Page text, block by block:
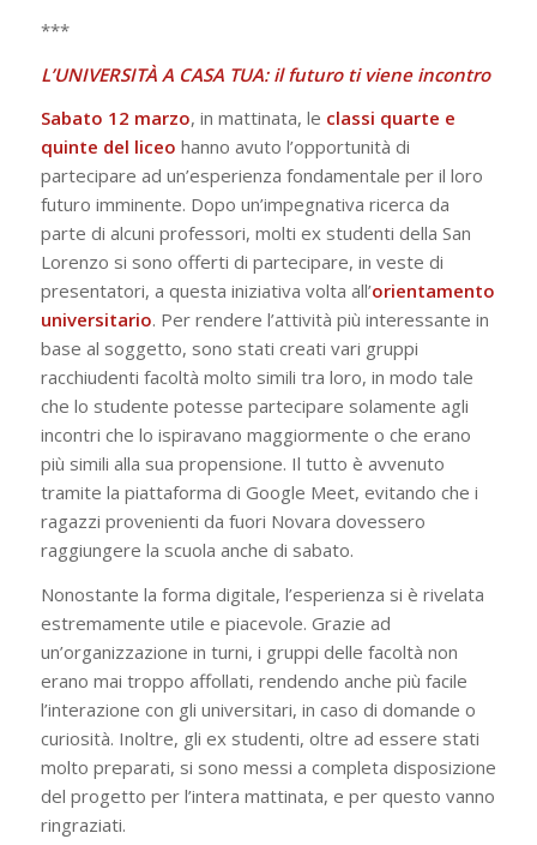
***
L’UNIVERSITÀ A CASA TUA: il futuro ti viene incontro
Sabato 12 marzo, in mattinata, le classi quarte e
quinte del liceo hanno avuto l’opportunità di
partecipare ad un’esperienza fondamentale per il loro
futuro imminente. Dopo un’impegnativa ricerca da
parte di alcuni professori, molti ex studenti della San
Lorenzo si sono offerti di partecipare, in veste di
presentatori, a questa iniziativa volta all’orientamento
universitario. Per rendere l’attività più interessante in
base al soggetto, sono stati creati vari gruppi
racchiudenti facoltà molto simili tra loro, in modo tale
che lo studente potesse partecipare solamente agli
incontri che lo ispiravano maggiormente o che erano
più simili alla sua propensione. Il tutto è avvenuto
tramite la piattaforma di Google Meet, evitando che i
ragazzi provenienti da fuori Novara dovessero
raggiungere la scuola anche di sabato.
Nonostante la forma digitale, l’esperienza si è rivelata
estremamente utile e piacevole. Grazie ad
un’organizzazione in turni, i gruppi delle facoltà non
erano mai troppo affollati, rendendo anche più facile
l’interazione con gli universitari, in caso di domande o
curiosità. Inoltre, gli ex studenti, oltre ad essere stati
molto preparati, si sono messi a completa disposizione
del progetto per l’intera mattinata, e per questo vanno
ringraziati.